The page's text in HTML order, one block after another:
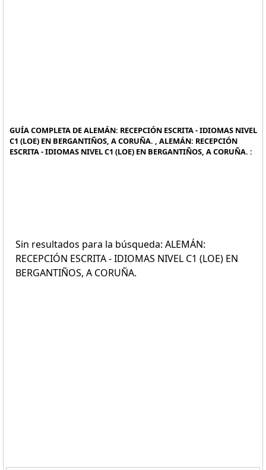
GUÍA COMPLETA DE ALEMÁN: RECEPCIÓN ESCRITA - IDIOMAS NIVEL
C1 (LOE) EN BERGANTIÑOS, A CORUÑA. , ALEMÁN: RECEPCIÓN
ESCRITA - IDIOMAS NIVEL C1 (LOE) EN BERGANTIÑOS, A CORUÑA. :
Sin resultados para la búsqueda: ALEMÁN:
RECEPCIÓN ESCRITA - IDIOMAS NIVEL C1 (LOE) EN
BERGANTIÑOS, A CORUÑA.